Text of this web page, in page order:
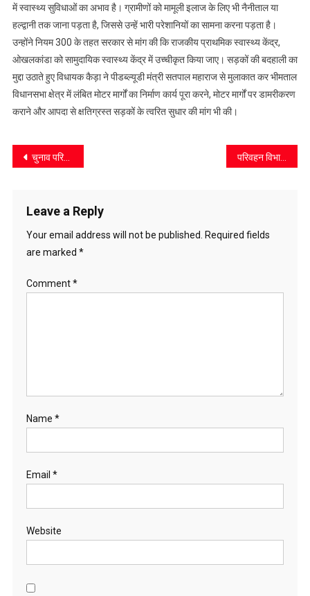
में
उठाया
स्वास्थ्य
व
में स्वास्थ्य सुविधाओं का अभाव है। ग्रामीणों को मामूली इलाज के लिए भी नैनीताल या
हल्द्वानी तक जाना पड़ता है, जिससे उन्हें भारी परेशानियों का सामना करना पड़ता है।
उन्होंने नियम 300 के तहत सरकार से मांग की कि राजकीय प्राथमिक स्वास्थ्य केंद्र,
ओखलकांडा को सामुदायिक स्वास्थ्य केंद्र में उच्चीकृत किया जाए। सड़कों की बदहाली का
मुद्दा उठाते हुए विधायक कैड़ा ने पीडब्ल्यूडी मंत्री सतपाल महाराज से मुलाकात कर भीमताल
विधानसभा क्षेत्र में लंबित मोटर मार्गों का निर्माण कार्य पूरा करने, मोटर मार्गों पर डामरीकरण
कराने और आपदा से क्षतिग्रस्त सड़कों के त्वरित सुधार की मांग भी की।
Post
चुनाव परिणामों पर जुलूस व नारेबाज़ी पर प्रतिबंध परिवहन विभाग की प्रवर्तन कार्रवाई : 87 वाहनों के चालान, 4 वाहन सीज
Leave a Reply
Your email address will not be published.
Required fields
are marked *
Comment*
Name *
Email *
Website